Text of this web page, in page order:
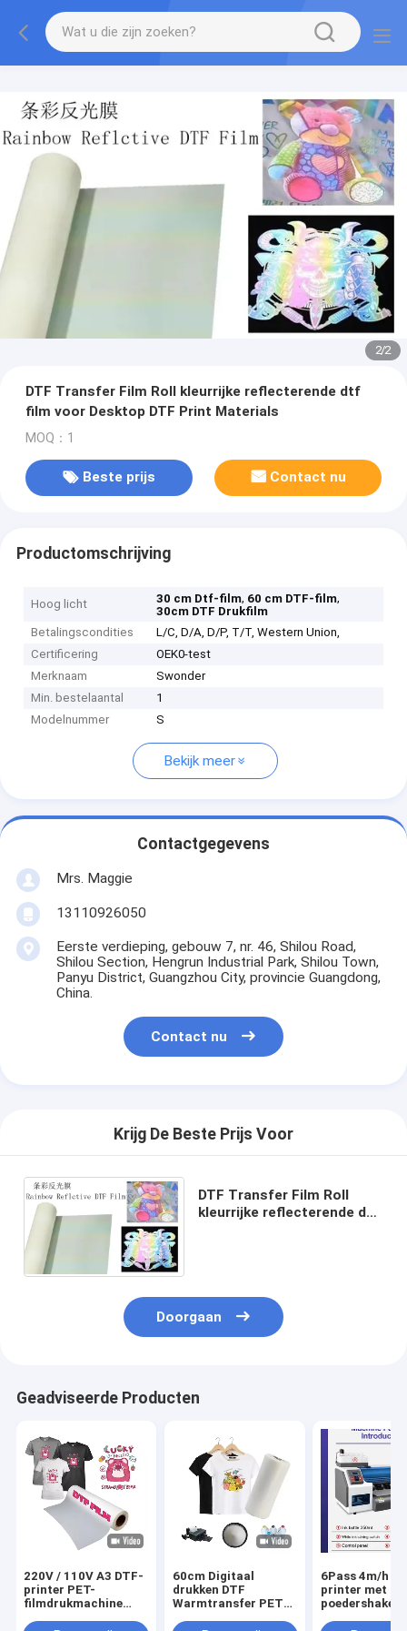
2/2
DTF Transfer Film Roll kleurrijke reflecterende dtf
film voor Desktop DTF Print Materials
MOQ：1
Beste prijs Contact nu
Productomschrijving
Hoog licht 30 cm Dtf-film, 60 cm DTF-film,
30cm DTF Drukfilm
Betalingscondities
L/C, D/A, D/P, T/T, Western Union,
Certificering
OEK0-test
Merknaam
Swonder
Min. bestelaantal
1
Modelnummer
S
Bekijk meer
Contactgegevens
Mrs. Maggie
13110926050
Eerste verdieping, gebouw 7, nr. 46, Shilou Road,
Shilou Section, Hengrun Industrial Park, Shilou Town,
Panyu District, Guangzhou City, provincie Guangdong,
China.
Contact nu
Krijg De Beste Prijs Voor
DTF Transfer Film Roll
kleurrijke reflecterende dtf
Doorgaan
Geadviseerde Producten
220V / 110V A3 DTF-
printer PET-
filmdrukmachine
60cm Digitaal
drukken DTF
Warmtransfer PET
6Pass 4m/h
printer met
poedershaker